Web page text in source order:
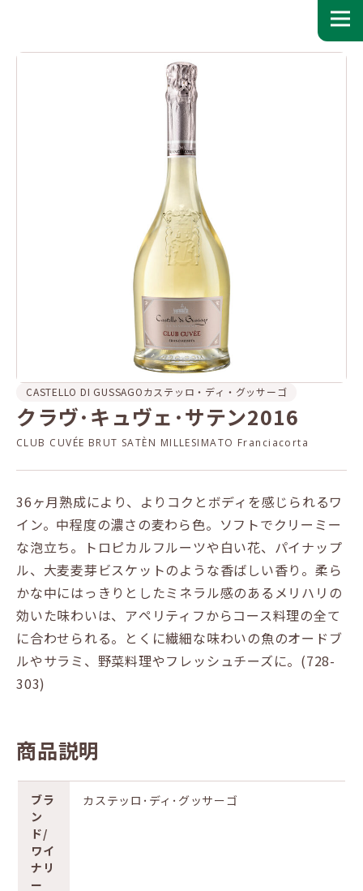
CASTELLO DI GUSSAGOカステッロ・ディ・グッサーゴ
クラヴ･キュヴェ･サテン2016
CLUB CUVÉE BRUT SATÈN MILLESIMATO Franciacorta
36ヶ月熟成により、よりコクとボディを感じられるワ
イン。中程度の濃さの麦わら色。ソフトでクリーミー
な泡立ち。トロピカルフルーツや白い花、パイナップ
ル、大麦麦芽ビスケットのような香ばしい香り。柔ら
かな中にはっきりとしたミネラル感のあるメリハリの
効いた味わいは、アペリティフからコース料理の全て
に合わせられる。とくに繊細な味わいの魚のオードブ
ルやサラミ、野菜料理やフレッシュチーズに。(728-
303)
商品説明
ブラ
ン
ド/
ワイ
ナリ
ー
カステッロ･ディ･グッサーゴ